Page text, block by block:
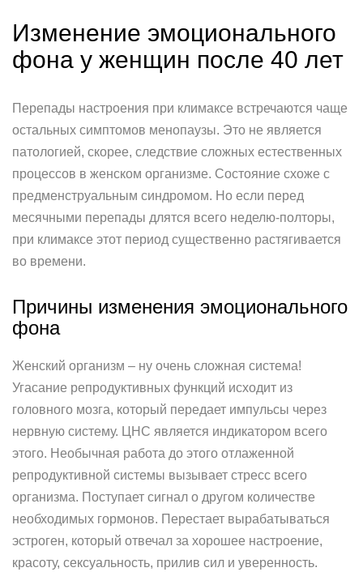
Изменение эмоционального
фона у женщин после 40 лет
Перепады настроения при климаксе встречаются чаще
остальных симптомов менопаузы. Это не является
патологией, скорее, следствие сложных естественных
процессов в женском организме. Состояние схоже с
предменструальным синдромом. Но если перед
месячными перепады длятся всего неделю-полторы,
при климаксе этот период существенно растягивается
во времени.
Причины изменения эмоционального
фона
Женский организм – ну очень сложная система!
Угасание репродуктивных функций исходит из
головного мозга, который передает импульсы через
нервную систему. ЦНС является индикатором всего
этого. Необычная работа до этого отлаженной
репродуктивной системы вызывает стресс всего
организма. Поступает сигнал о другом количестве
необходимых гормонов. Перестает вырабатываться
эстроген, который отвечал за хорошее настроение,
красоту, сексуальность, прилив сил и уверенность.